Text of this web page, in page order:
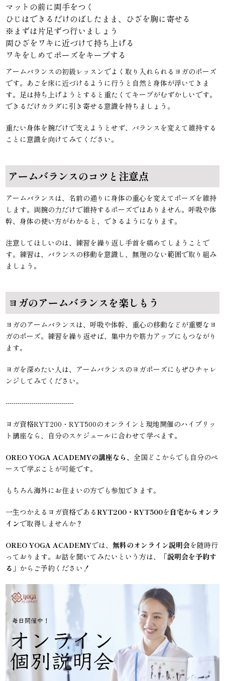
マットの前に両手をつく
ひじはできるだけのばしたまま、ひざを胸に寄せる
※まずは片足ずつ行いましょう
両ひざをワキに近づけて持ち上げる
ワキをしめてポーズをキープする
アームバランスの初級レッスンでよく取り入れられるヨガのポーズ
です。あごを床に近づけるように行うと自然と身体が浮いてきま
す。足は持ち上げようとすると重たくてキープがむずかしいです。
できるだけカラダに引き寄せる意識を持ちましょう。
重たい身体を腕だけで支えようとせず、バランスを変えて維持する
ことに意識を向けてみてください。
アームバランスのコツと注意点
アームバランスは、名前の通りに身体の重心を変えてポーズを維持
します。両腕の力だけで維持するポーズではありません。呼吸や体
幹、身体の使い方がわかると、できるようになります。
注意してほしいのは、練習を繰り返し手首を痛めてしまうことで
す。練習は、バランスの移動を意識し、無理のない範囲で取り組み
ましょう。
ヨガのアームバランスを楽しもう
ヨガのアームバランスは、呼吸や体幹、重心の移動などが重要なヨ
ガのポーズ。練習を繰り返せば、集中力や筋力アップにもつながり
ます。
ヨガを深めたい人は、アームバランスのヨガポーズにもぜひチャレ
ンジしてみてください。
----------------------------------
ヨガ資格RYT200・RYT500のオンラインと現地開催のハイブリッ
ト講座なら、自分のスケジュールに合わせて学べます。
OREO YOGA ACADEMYの講座なら、全国どこからでも自分のペ
ースで学ぶことが可能です。
もちろん海外にお住まいの方でも参加できます。
一生つかえるヨガ資格であるRYT200・RYT500を 自宅からオンラ
インで取得しませんか？
OREO YOGA ACADEMYでは、無料のオンライン説明会を随時行
っております。お話を聞いてみたいという方は、「説明会を予約す
る 」からご予約ください！